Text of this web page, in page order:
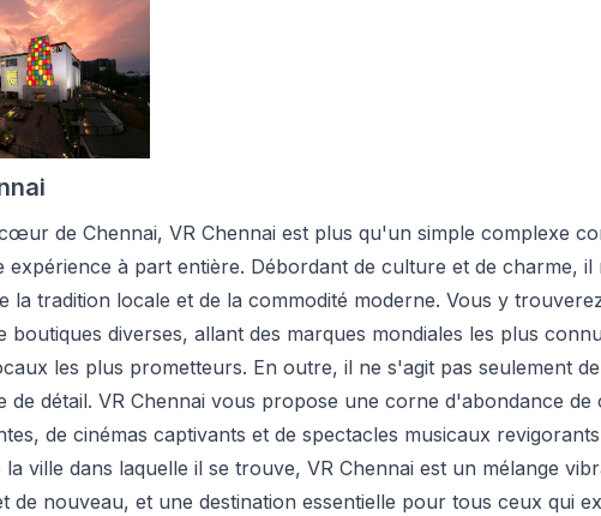
de Chennai, VR Chennai est plus qu'un simple complexe
expérience à part entière. Débordant de culture et de charme, il
la tradition locale et de la commodité moderne. Vous y
boutiques diverses, allant des marques mondiales les plus
les plus prometteurs. En outre, il ne s'agit pas seulement de
de détail. VR Chennai vous propose une corne d'abondance de
de cinémas captivants et de spectacles musicaux
la ville dans laquelle il se trouve, VR Chennai est un mélange
de nouveau, et une destination essentielle pour tous ceux qui